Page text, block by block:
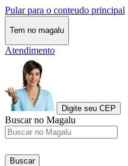
Pular para o conteudo principal
Tem no magalu
Atendimento
Digite seu CEP
Buscar no Magalu
Buscar